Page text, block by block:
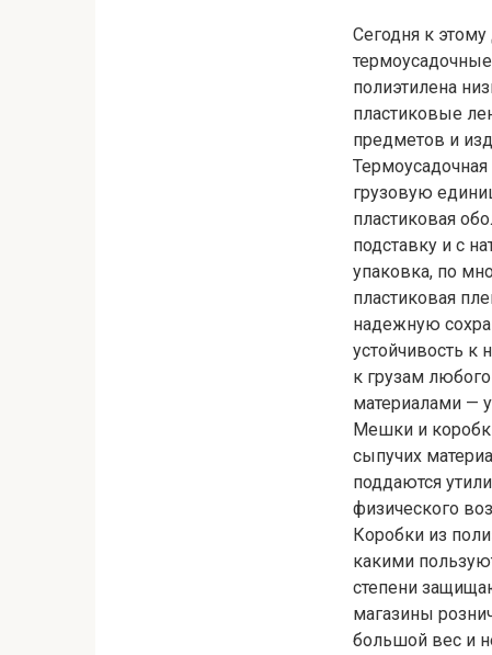
Сегодня к
полиэтилена
пластиковые
предметов и
грузовую
пластиковая
подставку и с
упаковка, по
пластиковая
надежную
устойчивость
к грузам
материалами —
Мешки и
сыпучих
поддаются
физического
Коробки из
какими
степени
магазины
большой вес и